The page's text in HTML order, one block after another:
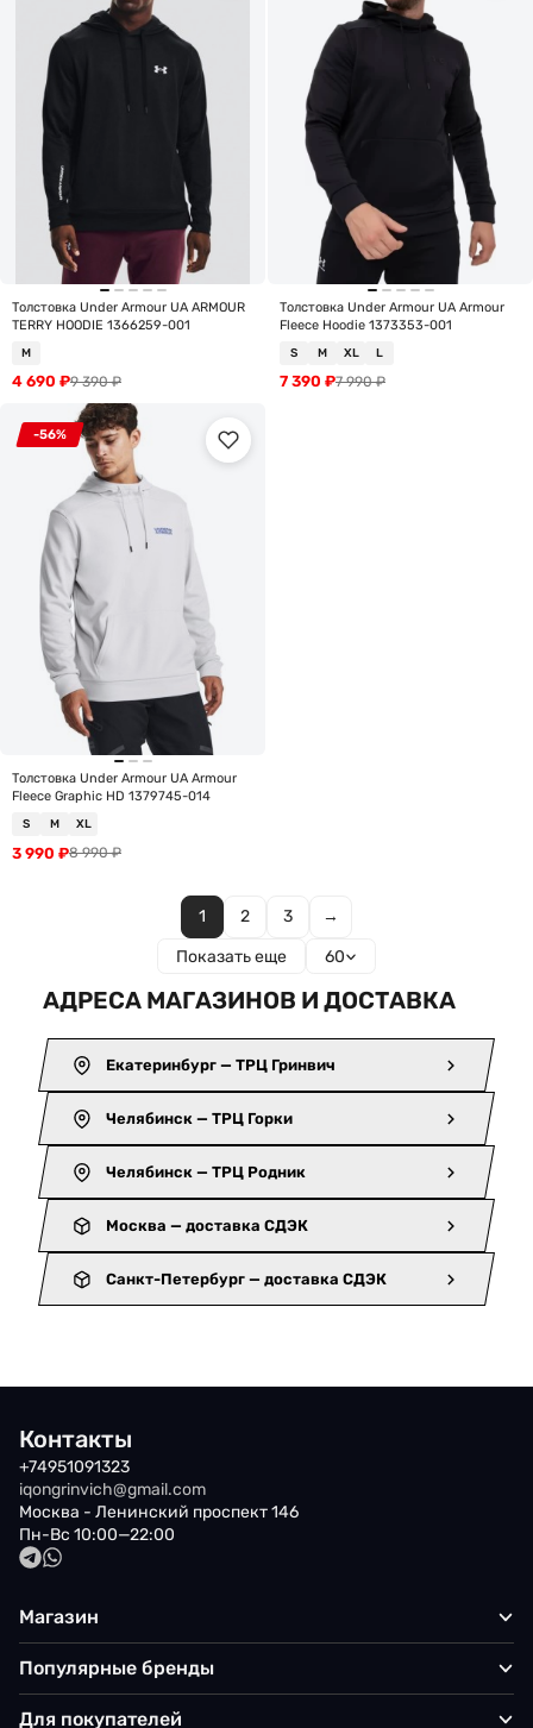
Толстовка Under Armour UA ARMOUR
TERRY HOODIE 1366259-001
M
9 390₽
4 690 ₽
Толстовка Under Armour UA Armour
Fleece Hoodie 1373353-001
S M XL L
7 990₽
7 390 ₽
-56%
Толстовка Under Armour UA Armour
Fleece Graphic HD 1379745-014
S M XL
8 990₽
3 990 ₽
1 2 3
→
Показать еще
60
АДРЕСА МАГАЗИНОВ И ДОСТАВКА
Екатеринбург — ТРЦ Гринвич
Челябинск — ТРЦ Горки
Челябинск — ТРЦ Родник
Москва — доставка СДЭК
Санкт-Петербург — доставка СДЭК
Контакты
+74951091323
iqongrinvich@gmail.com
Москва - Ленинский проспект 146
Пн-Вс 10:00—22:00
Магазин
Популярные бренды
Для покупателей